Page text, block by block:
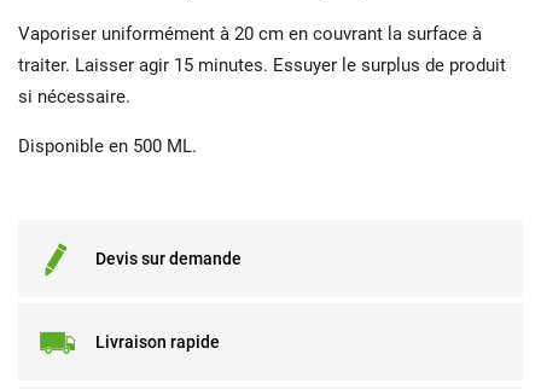
Vaporiser uniformément à 20 cm en couvrant la surface à
traiter. Laisser agir 15 minutes. Essuyer le surplus de produit
si nécessaire.
Disponible en 500 ML.
Devis sur demande
Livraison rapide